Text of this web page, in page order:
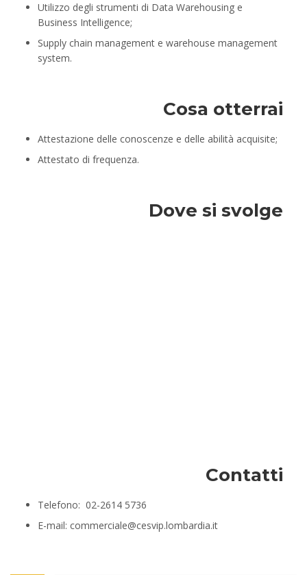
Utilizzo degli strumenti di Data Warehousing e
Business Intelligence;
Supply chain management e warehouse management
system.
Cosa otterrai
Attestazione delle conoscenze e delle abilità acquisite;
Attestato di frequenza.
Dove si svolge
Contatti
Telefono: 02-2614 5736
E-mail: commerciale@cesvip.lombardia.it